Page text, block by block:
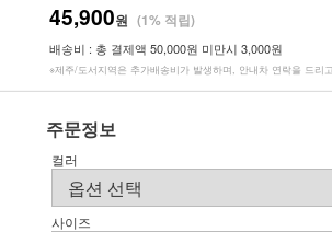
45,900원 (1% 적립)
배송비 : 총 결제액 50,000원 미만시 3,000원
※제주/도서지역은 추가배송비가 발생하며, 안내차 연락을 드리
주문정보
컬러
사이즈